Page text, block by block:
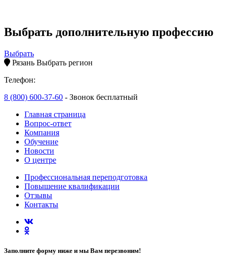
Выбрать дополнительную профессию
Выбрать
Рязань Выбрать регион
Телефон:
8 (800) 600-37-60 - Звонок бесплатный
Главная страница
Вопрос-ответ
Компания
Обучение
Новости
О центре
Профессиональная переподготовка
Повышение квалификации
Отзывы
Контакты
Заполните форму ниже и мы Вам перезвоним!